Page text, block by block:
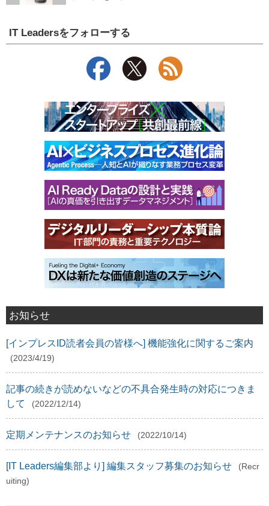
IT Leadersをフォローする
お知らせ
[インプレスID読者会員の皆様へ] 機能強化に関するご案内
(2023/4/19)
記事の続きが読めないなどの不具合発生時の対応につきま
して
(2022/12/14)
定期メンテナンスのお知らせ (2022/10/14)
[IT Leaders編集部より] 編集スタッフ募集のお知らせ
(Recr
uiting)